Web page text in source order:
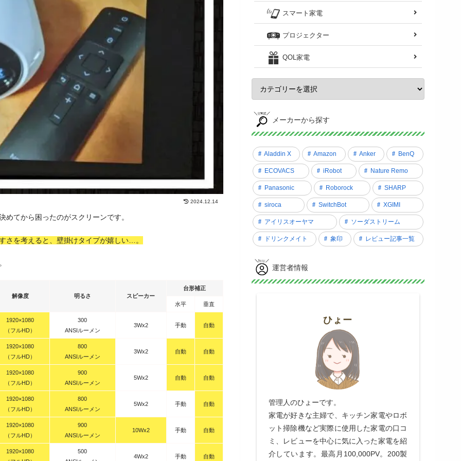
2024.12.14
てから困ったのがスクリーンです。
さを考えると、壁掛けタイプが嬉しい…。
解像度 明るさ スピーカー
台形補正
水平 垂直
1920×1080
（フルHD）
300
ANSIルーメン
3Wx2 手動 自動
1920×1080
（フルHD）
800
ANSIルーメン
3Wx2 自動 自動
1920×1080
（フルHD）
900
ANSIルーメン
5Wx2 自動 自動
1920×1080
（フルHD）
800
ANSIルーメン
5Wx2 手動 自動
1920×1080
（フルHD）
900
ANSIルーメン
10Wx2 手動 自動
1920×1080
500
4Wx2 手動 自動
スマート家電
プロジェクター
QOL家電
メーカーから探す
Aladdin X Amazon Anker BenQ
ECOVACS iRobot Nature Remo
Panasonic Roborock SHARP
siroca SwitchBot XGIMI
アイリスオーヤマ ソーダストリーム
ドリンクメイト 象印 レビュー記事一覧
運営者情報
ひょー
管理人のひょーです。
家電が好きな主婦で、キッチン家電やロボ
ット掃除機など実際に使用した家電の口コ
ミ、レビューを中心に気に入った家電を紹
介しています。最高月100,000PV。200製